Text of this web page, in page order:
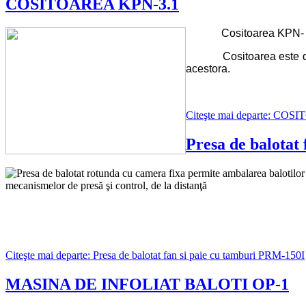
COSITOAREA KPN-3.1
Cositoarea
Cositoarea este
acestora.
Citeşte mai departe:
Presa de
Presa de balotat rotunda cu camera fixa permite ambalarea
mecanismelor de presă şi control, de la distanţă
Citeşte mai departe: Presa de balotat fan si paie cu tamburi PRM-150I
MASINA DE INFOLIAT BALOTI OP-1